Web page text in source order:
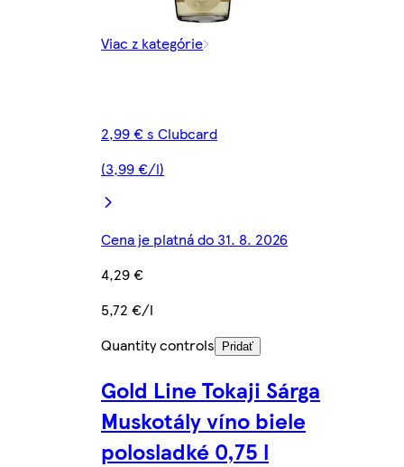
Viac z kategórie
2,99 € s Clubcard
(3,99 €/l)
Cena je platná do 31. 8. 2026
4,29 €
5,72 €/l
Quantity controls
Pridať
Gold Line Tokaji Sárga
Muskotály víno biele
polosladké 0,75 l